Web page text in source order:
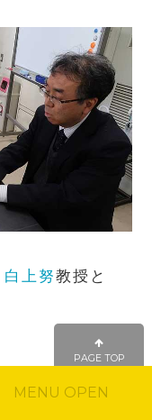
白上努教授と
PAGE TOP
MENU OPEN